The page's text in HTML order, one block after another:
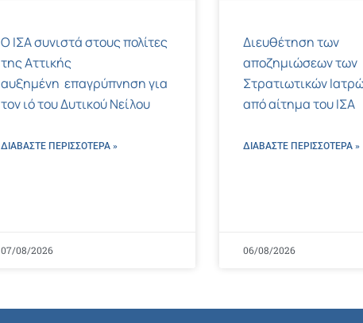
Ο ΙΣΑ συνιστά στους πολίτες
της Αττικής
αυξημένη επαγρύπνηση για
τον ιό του Δυτικού Νείλου
ΔΙΑΒΑΣΤΕ ΠΕΡΙΣΣΌΤΕΡΑ »
07/08/2026
Διευθέτηση των
αποζημιώσεων των
Στρατιωτικών
από αίτημα του ΙΣΑ
ΔΙΑΒΑΣΤΕ ΠΕΡΙΣΣΌΤΕΡΑ »
06/08/2026